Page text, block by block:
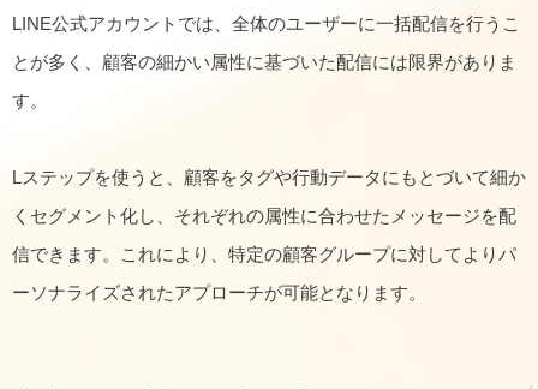
LINE公式アカウントでは、全体のユーザーに一括配信を行うこ
とが多く、顧客の細かい属性に基づいた配信には限界がありま
す。
Lステップを使うと、顧客をタグや行動データにもとづいて細か
くセグメント化し、それぞれの属性に合わせたメッセージを配
信できます。これにより、特定の顧客グループに対してよりパ
ーソナライズされたアプローチが可能となります。